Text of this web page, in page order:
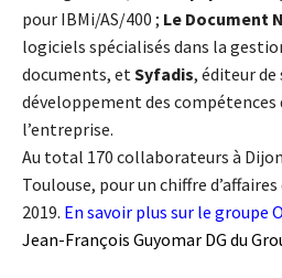
pour IBMi/AS/400 ; Le Document
logiciels spécialisés dans la
documents, etSyfadis, éditeur
développement des
l’entreprise.
Au total 170 collaborateurs à
Toulouse, pour un chiffre
2019. En savoir plus sur le groupe
Jean-François Guyomar DG du